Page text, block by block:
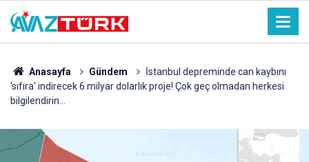
Anasayfa Gündem
İstanbul depreminde can kaybını
'sıfıra' indirecek 6 milyar dolarlık proje! Çok geç olmadan herkesi
bilgilendirin...